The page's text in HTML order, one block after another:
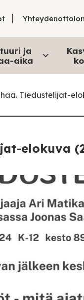
ja
aika
Tiedustelijat-
elokuva